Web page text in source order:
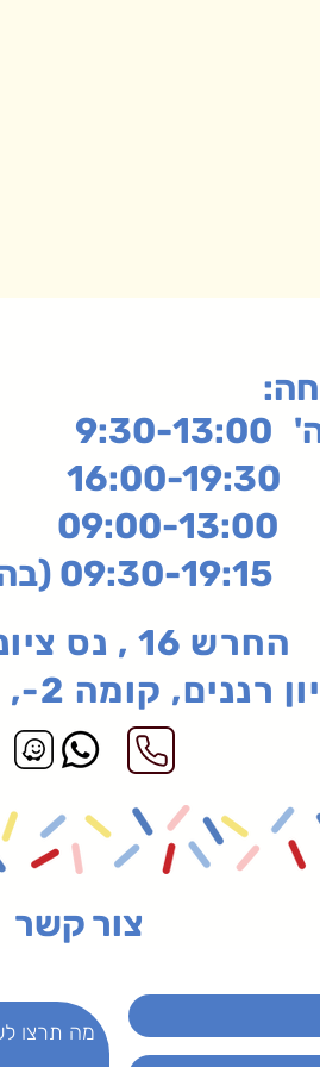
09:00-13:00
החרש 16 , נס ציונה
רננים, קומה 2-, רעננה
צור קשר